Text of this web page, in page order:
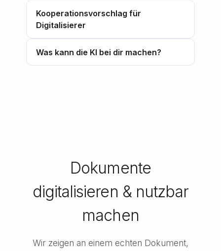
Kooperationsvorschlag für
Digitalisierer
Was kann die KI bei dir machen?
Dokumente
digitalisieren & nutzbar
machen
Wir zeigen an einem echten Dokument,